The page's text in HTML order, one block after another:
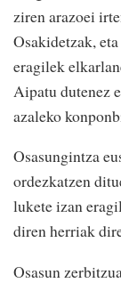
ziren arazoei
Osakidetzak,
eragilek
Aipatu dutenez
azaleko
Osasungintza
ordezkatzen
lukete izan
diren herriak
Osasun